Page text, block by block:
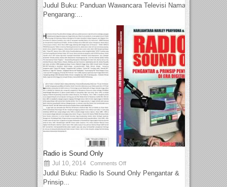
Judul Buku: Panduan Wawancara Televisi Nama
Pengarang:...
Radio is Sound Only
Jul 10, 2014 Comments Off
Judul Buku: Radio Is Sound Only Pengantar &
Prinsip...